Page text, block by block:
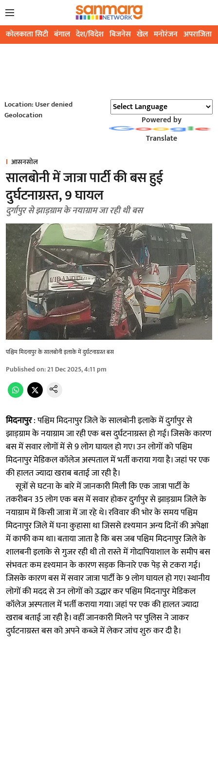
कोलकाता सिटी बंगाल देश/विदेश बिजनेस खेल मनोरंजन अपराजिता
Location: User denied
Geolocation
Powered by
Translate
आसनसोल
सालबोनी में जात्रा पार्टी की बस हुई
दुर्घटनाग्रस्त, 9 घायल
दुर्गापुर से झाड़ग्राम के नयाग्राम जा रही थी बस
पश्चिम मिदनापुर के सालबोनी इलाके में दुर्घटनाग्रस्त बस
Published on:21 Dec 2025, 4:11 pm
मिदनापुर: पश्चिम मिदनापुर जिले के सालबोनी इलाके में दुर्गापुर से
झाड़ग्राम के नयाग्राम जा रही एक बस दुर्घटनाग्रस्त हो गई। जिसके कारण
बस में सवार लोगों में से 9 लोग घायल हो गए। उन लोगों को पश्चिम
मिदनापुर मेडिकल कॉलेज अस्पताल में भर्ती कराया गया है। जहां पर एक
की हालत ज्यादा खराब बताई जा रही है।
सूत्रों से घटना के बारे में जानकारी मिली कि एक जात्रा पार्टी के
तकरीबन 35 लोग एक बस में सवार होकर दुर्गापुर से झाड़ग्राम जिले के
नयाग्राम में किसी जात्रा में जा रहे थे। रविवार की भोर के समय पश्चिम
मिदनापुर जिले में घना कुहासा था जिससे दृश्यमान अन्य दिनों की अपेक्षा
में काफी कम था। बताया जाता है कि बस जब पश्चिम मिदनापुर जिले के
शालबनी इलाके से गुजर रही थी तो रास्ते में गोदापियाशाल के समीप बस
संभवतः कम दृश्यमान के कारण सड़क किनारे एक पेड़ से टकरा गई।
जिसके कारण बस में सवार जात्रा पार्टी के 9 लोग घायल हो गए। स्थानीय
लोगों की मदद से उन लोगों को उद्धार कर पश्चिम मिदनापुर मेडिकल
कॉलेज अस्पताल में भर्ती कराया गया। जहां पर एक की हालत ज्यादा
खराब बताई जा रही है। वहीं जानकारी मिलने पर पुलिस ने जाकर
दुर्घटनाग्रस्त बस को अपने कब्जे में लेकर जांच शुरु कर दी है।